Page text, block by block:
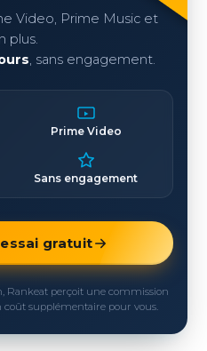
Video, Prime Music et
plus.
, sans engagement.
Prime Video
Sans engagement
gratuit
Rankeat perçoit une commission
coût supplémentaire pour vous.